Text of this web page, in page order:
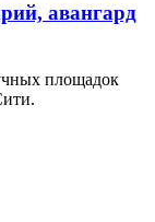
авангард
площадок